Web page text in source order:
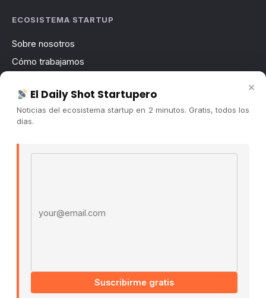
ECOSISTEMA STARTUP
Sobre nosotros
Cómo trabajamos
Contacto
Publicidad
Políticas De Privacidad · Términos De Uso
×
El Daily Shot Startupero
Noticias del ecosistema startup en 2 minutos. Gratis, todos los
días.
Suscribirme gratis